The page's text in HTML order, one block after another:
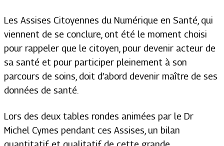
Les Assises Citoyennes du Numérique en Santé, qui
viennent de se conclure, ont été le moment choisi
pour rappeler que le citoyen, pour devenir acteur de
sa santé et pour participer pleinement à son
parcours de soins, doit d’abord devenir maître de ses
données de santé.
Lors des deux tables rondes animées par le Dr
Michel Cymes pendant ces Assises, un bilan